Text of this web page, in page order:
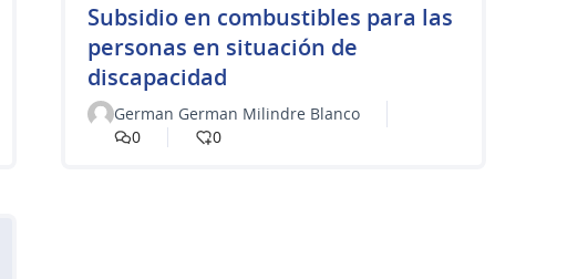
Subsidio en combustibles para las
personas en situación de
discapacidad
German German Milindre Blanco
0
0